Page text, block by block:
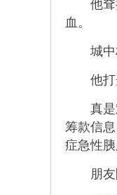
他耷拉
血。
城中村
他打开
真是难
筹款信
症急性
朋友圈